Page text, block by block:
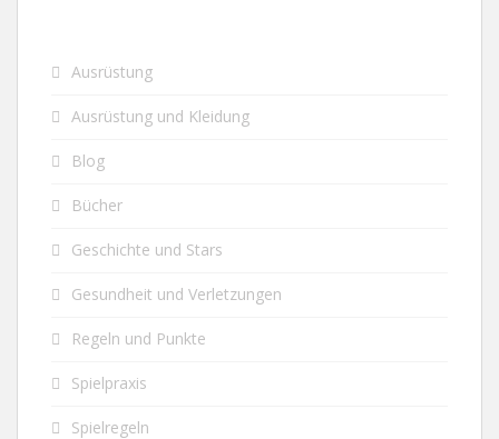
Ausrüstung
Ausrüstung und Kleidung
Blog
Bücher
Geschichte und Stars
Gesundheit und Verletzungen
Regeln und Punkte
Spielpraxis
Spielregeln